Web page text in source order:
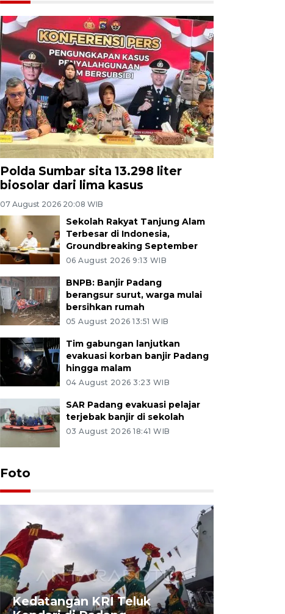
Polda Sumbar sita 13.298 liter
biosolar dari lima kasus
07 August 2026 20:08 WIB
Sekolah Rakyat Tanjung Alam
Terbesar di Indonesia,
Groundbreaking September
06 August 2026 9:13 WIB
BNPB: Banjir Padang
berangsur surut, warga mulai
bersihkan rumah
05 August 2026 13:51 WIB
Tim gabungan lanjutkan
evakuasi korban banjir Padang
hingga malam
04 August 2026 3:23 WIB
SAR Padang evakuasi pelajar
terjebak banjir di sekolah
03 August 2026 18:41 WIB
Foto
Kedatangan KRI Teluk